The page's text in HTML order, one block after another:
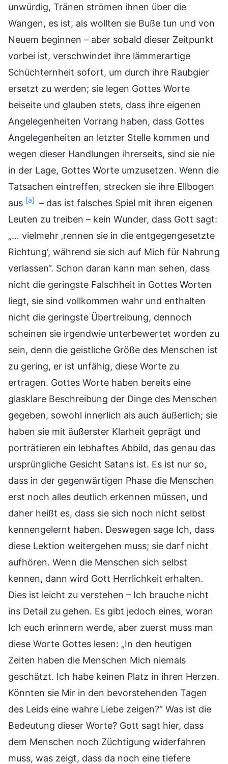
unwürdig, Tränen strömen ihnen über die
Wangen, es ist, als wollten sie Buße tun und von
Neuem beginnen – aber sobald dieser Zeitpunkt
vorbei ist, verschwindet ihre lämmerartige
Schüchternheit sofort, um durch ihre Raubgier
ersetzt zu werden; sie legen Gottes Worte
beiseite und glauben stets, dass ihre eigenen
Angelegenheiten Vorrang haben, dass Gottes
Angelegenheiten an letzter Stelle kommen und
wegen dieser Handlungen ihrerseits, sind sie nie
in der Lage, Gottes Worte umzusetzen. Wenn die
Tatsachen eintreffen, strecken sie ihre Ellbogen
aus [a] – das ist falsches Spiel mit ihren eigenen
Leuten zu treiben – kein Wunder, dass Gott sagt:
„… vielmehr ‚rennen sie in die entgegengesetzte
Richtung‘, während sie sich auf Mich für Nahrung
verlassen“. Schon daran kann man sehen, dass
nicht die geringste Falschheit in Gottes Worten
liegt, sie sind vollkommen wahr und enthalten
nicht die geringste Übertreibung, dennoch
scheinen sie irgendwie unterbewertet worden zu
sein, denn die geistliche Größe des Menschen ist
zu gering, er ist unfähig, diese Worte zu
ertragen. Gottes Worte haben bereits eine
glasklare Beschreibung der Dinge des Menschen
gegeben, sowohl innerlich als auch äußerlich; sie
haben sie mit äußerster Klarheit geprägt und
porträtieren ein lebhaftes Abbild, das genau das
ursprüngliche Gesicht Satans ist. Es ist nur so,
dass in der gegenwärtigen Phase die Menschen
erst noch alles deutlich erkennen müssen, und
daher heißt es, dass sie sich noch nicht selbst
kennengelernt haben. Deswegen sage Ich, dass
diese Lektion weitergehen muss; sie darf nicht
aufhören. Wenn die Menschen sich selbst
kennen, dann wird Gott Herrlichkeit erhalten.
Dies ist leicht zu verstehen – Ich brauche nicht
ins Detail zu gehen. Es gibt jedoch eines, woran
Ich euch erinnern werde, aber zuerst muss man
diese Worte Gottes lesen: „In den heutigen
Zeiten haben die Menschen Mich niemals
geschätzt. Ich habe keinen Platz in ihren Herzen.
Könnten sie Mir in den bevorstehenden Tagen
des Leids eine wahre Liebe zeigen?“ Was ist die
Bedeutung dieser Worte? Gott sagt hier, dass
dem Menschen noch Züchtigung widerfahren
muss, was zeigt, dass da noch eine tiefere